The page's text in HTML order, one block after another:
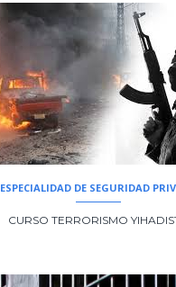
ESPECIALIDAD DE SEGURIDAD
CURSO TERRORISMO